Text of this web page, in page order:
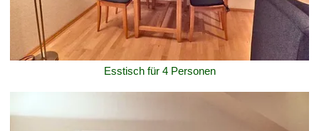
Esstisch für 4 Personen